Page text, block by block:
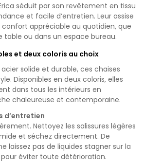
séduit par son revêtement en tissu
et facile d’entretien. Leur assise
appréciable au quotidien, que
table ou dans un espace bureau.
et deux coloris au choix
solide et durable, ces chaises
Disponibles en deux coloris, elles
dans tous les intérieurs en
chaleureuse et contemporaine.
d’entretien
Nettoyez les salissures légères
et séchez directement. De
laissez pas de liquides stagner sur la
éviter toute détérioration.